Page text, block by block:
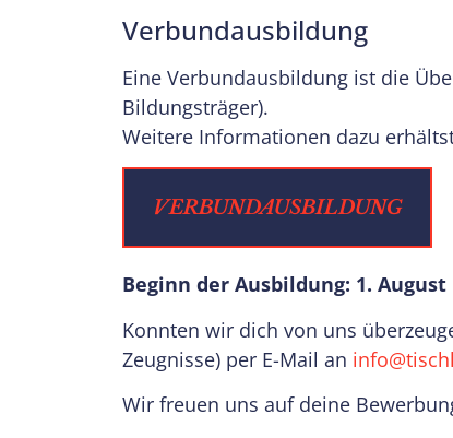
Verbundausbildung
Eine Verbundausbildung ist die
Bildungsträger).
Weitere Informationen dazu
VERBUNDAUSBILDUNG
Beginn der Ausbildung: 1. August
Konnten wir dich von uns
Zeugnisse) per E-Mail an
Wir freuen uns auf deine